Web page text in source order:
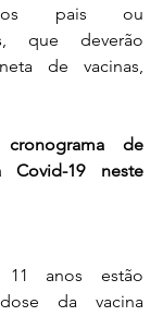
dos pais ou
que deverão
de vacinas,
de
Covid-19 neste
anos estão
da vacina